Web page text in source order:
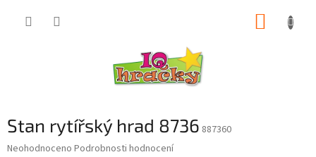
Stan rytířský hrad 8736 887360
Průměrné
Neohodnoceno Podrobnosti hodnocení